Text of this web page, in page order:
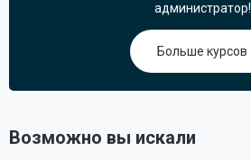
администратор!
Больше курсов
Возможно вы искали